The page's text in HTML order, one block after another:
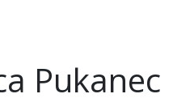
Pukanec